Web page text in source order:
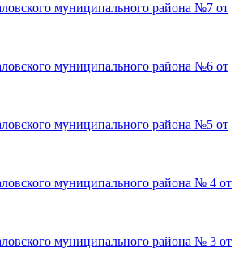
муниципального района №7 от
муниципального района №6 от
муниципального района №5 от
муниципального района № 4 от
муниципального района № 3 от